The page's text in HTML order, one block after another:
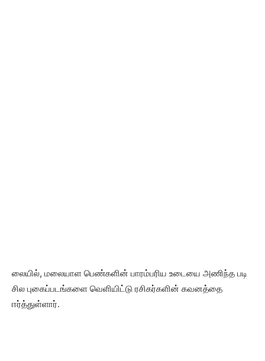
லையில், மலையாள பெண்களின் பாரம்பரிய உடையை அணிந்த படி
சில புகைப்படங்களை வெளியிட்டு ரசிகர்களின் கவனத்தை
ஈர்த்துள்ளார்.